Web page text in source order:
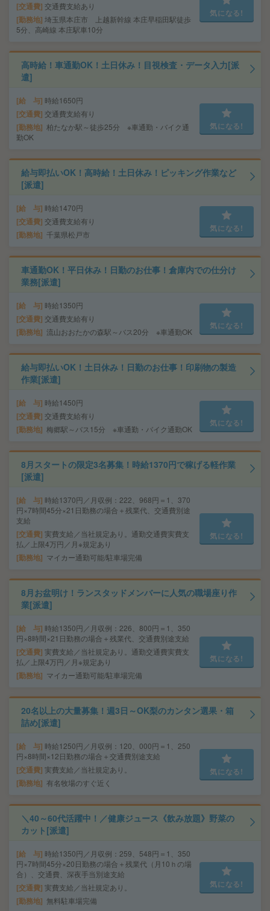
交通費 交通費支給あり
勤務地 埼玉県本庄市 上越新幹線 本庄早稲田駅徒歩
5分、高崎線 本庄駅車10分
気になる!
高時給！車通勤OK！土日休み！目視検査・データ入力[派
遣]
給 与 時給1650円
交通費 交通費支給有り
勤務地 柏たなか駅～徒歩25分 ※車通勤・バイク通
勤OK
気になる!
給与即払いOK！高時給！土日休み！ピッキング作業など
[派遣]
給 与 時給1470円
交通費 交通費支給有り
勤務地 千葉県松戸市
気になる!
車通勤OK！平日休み！日勤のお仕事！倉庫内での仕分け
業務[派遣]
給 与 時給1350円
交通費 交通費支給有り
勤務地 流山おおたかの森駅～バス20分 ※車通勤OK
気になる!
給与即払いOK！土日休み！日勤のお仕事！印刷物の製造
作業[派遣]
給 与 時給1450円
交通費 交通費支給有り
勤務地 梅郷駅～バス15分 ※車通勤・バイク通勤OK
気になる!
8月スタートの限定3名募集！時給1370円で稼げる軽作業
[派遣]
給 与 時給1370円／月収例：222、968円＝1、370
円×7時間45分×21日勤務の場合＋残業代、交通費別途
支給
交通費 実費支給／当社規定あり。通勤交通費実費支
払／上限4万円／月※規定あり
勤務地 マイカー通勤可能/駐車場完備
気になる!
8月お盆明け！ランスタッドメンバーに人気の職場座り作
業[派遣]
給 与 時給1350円／月収例：226、800円＝1、350
円×8時間×21日勤務の場合＋残業代、交通費別途支給
交通費 実費支給／当社規定あり。通勤交通費実費支
払／上限4万円／月※規定あり
勤務地 マイカー通勤可能/駐車場完備
気になる!
20名以上の大量募集！週3日～OK梨のカンタン選果・箱
詰め[派遣]
給 与 時給1250円／月収例：120、000円＝1、250
円×8時間×12日勤務の場合＋交通費別途支給
交通費 実費支給／当社規定あり。
勤務地 有名牧場のすぐ近く
気になる!
＼40～60代活躍中！／健康ジュース《飲み放題》野菜の
カット[派遣]
給 与 時給1350円／月収例：259、548円＝1、350
円×7時間45分×20日勤務の場合＋残業代（月10ｈの場
合）、交通費、深夜手当別途支給
交通費 実費支給／当社規定あり。
勤務地 無料駐車場完備
気になる!